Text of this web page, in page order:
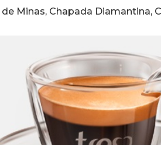
Minas, Chapada Diamantina,